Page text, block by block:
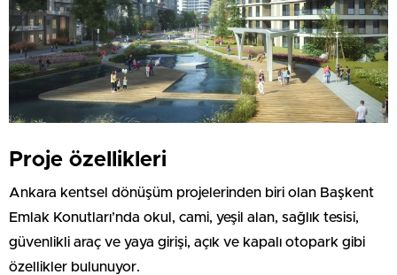
Proje özellikleri
Ankara kentsel dönüşüm projelerinden biri olan Başkent
Emlak Konutları’nda okul, cami, yeşil alan, sağlık tesisi,
güvenlikli araç ve yaya girişi, açık ve kapalı otopark gibi
özellikler bulunuyor.